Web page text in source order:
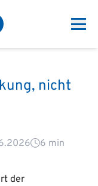
nicht
6 min
der